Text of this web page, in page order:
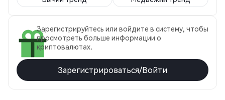
Зарегистрируйтесь или войдите в систему, чтобы
просмотреть больше информации о
криптовалютах.
Зарегистрироваться/Войти